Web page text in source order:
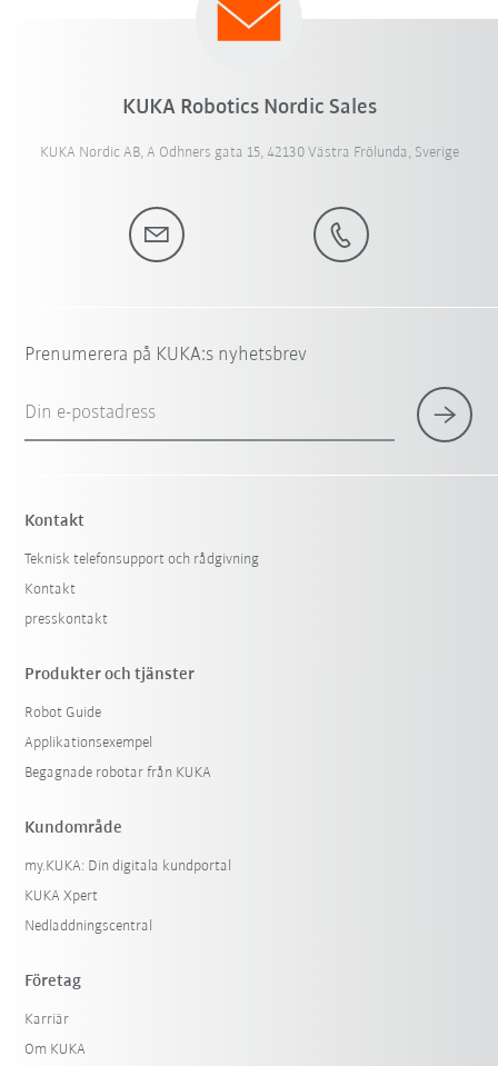
KUKA Robotics Nordic Sales
KUKA Nordic AB, A Odhners gata 15, 42130 Västra Frölunda, Sverige
Prenumerera på KUKA:s nyhetsbrev
Din e-postadress
Kontakt
Teknisk telefonsupport och rådgivning
Kontakt
presskontakt
Produkter och tjänster
Robot Guide
Applikationsexempel
Begagnade robotar från KUKA
Kundområde
my.KUKA: Din digitala kundportal
KUKA Xpert
Nedladdningscentral
Företag
Karriär
Om KUKA